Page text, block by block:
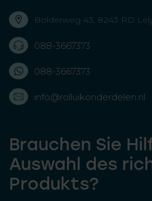
Bolderweg 43, 8243 RD
088-3667373
088-3667373
info@rolluikonderdelen.nl
Brauchen Sie
Auswahl des
Produkts?